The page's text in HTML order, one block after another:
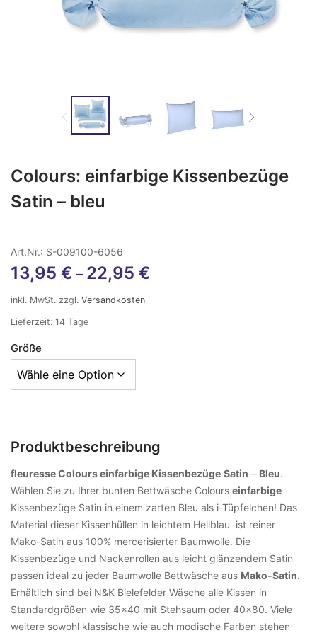
Colours: einfarbige Kissenbezüge
Satin – bleu
Art.Nr.: S-009100-6056
13,95 € – 22,95 €
inkl. MwSt. zzgl. Versandkosten
Lieferzeit: 14 Tage
Größe
Produktbeschreibung
fleuresse Colours einfarbige Kissenbezüge Satin – Bleu.
Wählen Sie zu Ihrer bunten Bettwäsche Colours einfarbige
Kissenbezüge Satin in einem zarten Bleu als i-Tüpfelchen! Das
Material dieser Kissenhüllen in leichtem Hellblau ist reiner
Mako-Satin aus 100% mercerisierter Baumwolle. Die
Kissenbezüge und Nackenrollen aus leicht glänzendem Satin
passen ideal zu jeder Baumwolle Bettwäsche aus Mako-Satin.
Erhältlich sind bei N&K Bielefelder Wäsche alle Kissen in
Standardgrößen wie 35×40 mit Stehsaum oder 40×80. Viele
weitere sowohl klassische wie auch modische Farben stehen